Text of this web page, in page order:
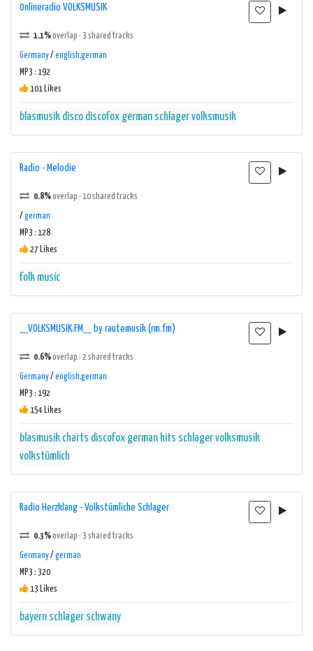
0nlineradio VOLKSMUSIK
1.1%overlap · 3 shared tracks
Germany/ english,german
MP3 : 192
101 Likes
blasmusik disco discofox german schlagervolksmusik
Radio - Melodie
0.8%overlap · 10 shared tracks
/ german
MP3 : 128
27 Likes
folk music
__VOLKSMUSIK.FM__ by rautemusik (rm.fm)
0.6%overlap · 2 shared tracks
Germany/ english,german
MP3 : 192
154 Likes
blasmusik charts discofox german hits schlagervolksmusik
volkstümlich
Radio Herzklang - Volkstümliche Schlager
0.3%overlap · 3 shared tracks
Germany/ german
MP3 : 320
13 Likes
bayern schlager schwany